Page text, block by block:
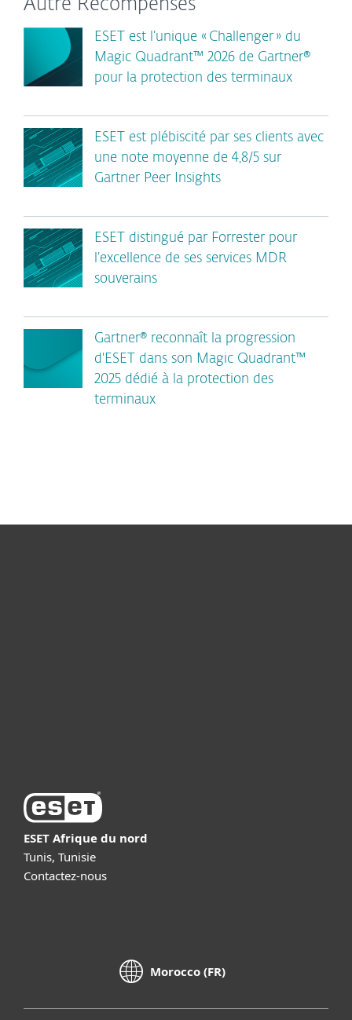
Autre Récompenses
ESET est l’unique « Challenger » du
Magic Quadrant™ 2026 de Gartner®
pour la protection des terminaux
ESET est plébiscité par ses clients avec
une note moyenne de 4,8/5 sur
Gartner Peer Insights
ESET distingué par Forrester pour
l’excellence de ses services MDR
souverains
Gartner® reconnaît la progression
d'ESET dans son Magic Quadrant™
2025 dédié à la protection des
terminaux
ESET Afrique du nord
Tunis, Tunisie
Contactez-nous
Morocco (FR)